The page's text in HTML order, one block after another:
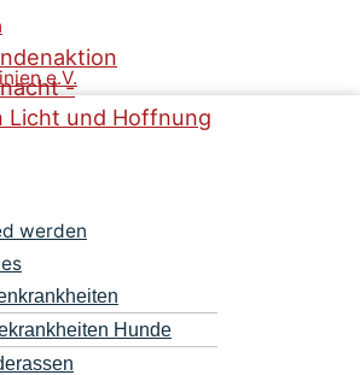
e.V.
werden
Hunde
-
Licht und Hoffnung